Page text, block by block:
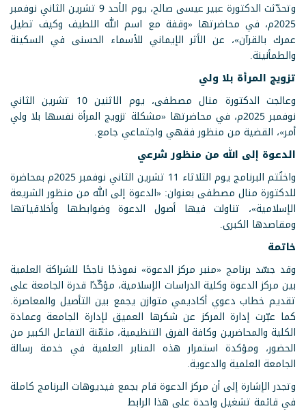
وتحدّثت الدكتورة عبير عيسى صالح، يوم الأحد 9 تشرين الثاني نوفمبر
2025م، في محاضرتها «وقفة مع اسم الله اللطيف وكيف تطيل
عمرك بالقرآن»، عن الأثر الإيماني للأسماء الحسنى في السكينة
والطمأنينة.
تزويج المرأة بلا ولي
وعالجت الدكتورة منال مصطفى، يوم الاثنين 10 تشرين الثاني
نوفمبر 2025م، في محاضرتها «مشكلة تزويج المرأة نفسها بلا ولي
أمر»، القضية من منظور فقهي واجتماعي جامع.
الدعوة إلى الله من منظور شرعي
واختُتم البرنامج يوم الثلاثاء 11 تشرين الثاني نوفمبر 2025م بمحاضرة
للدكتورة منال مصطفى بعنوان: «الدعوة إلى الله من منظور الشريعة
الإسلامية»، تناولت فيها أصول الدعوة وضوابطها وأخلاقياتها
ومقاصدها الكبرى.
خاتمة
وقد جسّد برنامج «منبر مركز الدعوة» نموذجًا ناجحًا للشراكة العلمية
بين مركز الدعوة وكلية الدراسات الإسلامية، مؤكّدًا قدرة الجامعة على
تقديم خطاب دعوي أكاديمي متوازن يجمع بين التأصيل والمعاصرة.
كما عبّرت إدارة المركز عن شكرها العميق لإدارة الجامعة وعمادة
الكلية والمحاضرين وكافة الفرق التنظيمية، مثمّنة التفاعل الكبير من
الحضور، ومؤكدة استمرار هذه المنابر العلمية في خدمة رسالة
الجامعة العلمية والدعوية.
وتجدر الإشارة إلى أن مركز الدعوة قام بجمع فيديوهات البرنامج كاملة
في قائمة تشغيل واحدة على هذا الرابط